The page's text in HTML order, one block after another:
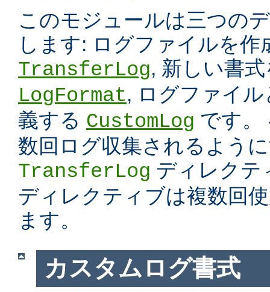
このモジュールは三つの
します: ログファイルを作
TransferLog, 新しい書
LogFormat, ログファイ
義する CustomLog です。
数回ログ収集されるよう
TransferLog ディレク
ディレクティブは複数回
ます。
カスタムログ書式